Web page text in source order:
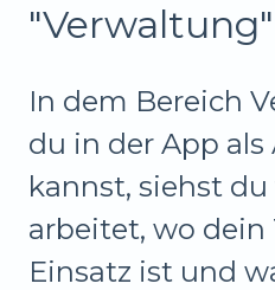
In dem Bereich
du in der App
kannst, siehst
arbeitet, wo dein
Einsatz ist und